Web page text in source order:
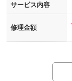
サービス内容
修理金額